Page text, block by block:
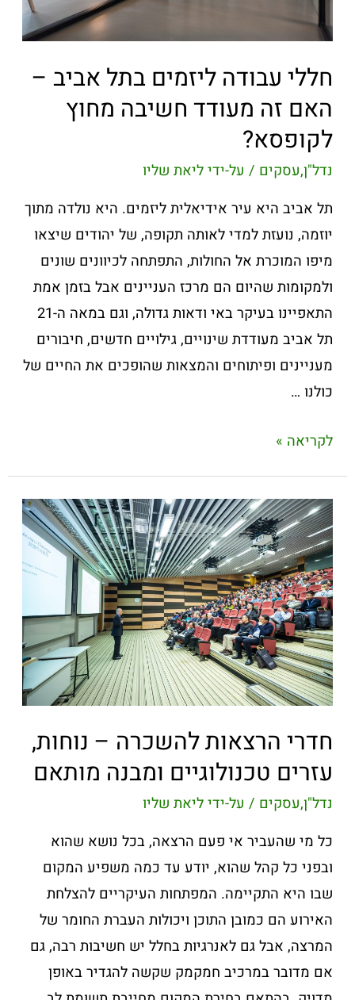
חללי עבודה ליזמים בתל אביב –
האם זה מעודד חשיבה מחוץ
לקופסא?
נדל"ן,עסקים / על-ידיליאת שליו
תל אביב היא עיר אידיאלית ליזמים. היא נולדה מתוך
יוזמה, נועזת למדי לאותה תקופה, של יהודים שיצאו
מיפו המוכרת אל החולות, התפתחה לכיוונים שונים
ולמקומות שהיום הם מרכז העניינים אבל בזמן אמת
התאפיינו בעיקר באי ודאות גדולה, וגם במאה ה-21
תל אביב מעודדת שינויים, גילויים חדשים, חיבורים
מעניינים ופיתוחים והמצאות שהופכים את החיים של
כולנו …
לקריאה »
חדרי הרצאות להשכרה – נוחות,
עזרים טכנולוגיים ומבנה מותאם
נדל"ן,עסקים / על-ידיליאת שליו
כל מי שהעביר אי פעם הרצאה, בכל נושא שהוא
ובפני כל קהל שהוא, יודע עד כמה משפיע המקום
שבו היא התקיימה. המפתחות העיקריים להצלחת
האירוע הם כמובן התוכן ויכולות העברת החומר של
המרצה, אבל גם לאנרגיות בחלל יש חשיבות רבה, גם
אם מדובר במרכיב חמקמק שקשה להגדיר באופן